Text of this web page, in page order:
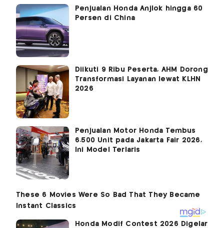
Penjualan Honda Anjlok hingga 60
Persen di China
Diikuti 9 Ribu Peserta, AHM Dorong
Transformasi Layanan lewat KLHN
2026
Penjualan Motor Honda Tembus
6.500 Unit pada Jakarta Fair 2026,
Ini Model Terlaris
Honda Modif Contest 2026 Digelar